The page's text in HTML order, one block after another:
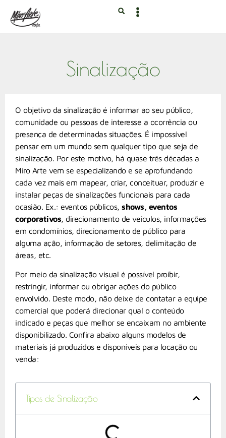
Sinalização
O objetivo da sinalização é informar ao seu público,
comunidade ou pessoas de interesse a ocorrência ou
presença de determinadas situações. É impossível
pensar em um mundo sem qualquer tipo que seja de
sinalização. Por este motivo, há quase três décadas a
Miro Arte vem se especializando e se aprofundando
cada vez mais em mapear, criar, conceituar, produzir e
instalar peças de sinalizações funcionais para cada
ocasião. Ex.: eventos públicos, shows, eventos
corporativos, direcionamento de veículos, informações
em condomínios, direcionamento de público para
alguma ação, informação de setores, delimitação de
áreas, etc.
Por meio da sinalização visual é possível proibir,
restringir, informar ou obrigar ações do público
envolvido. Deste modo, não deixe de contatar a equipe
comercial que poderá direcionar qual o conteúdo
indicado e peças que melhor se encaixam no ambiente
disponibilizado. Confira abaixo alguns modelos de
materiais já produzidos e disponíveis para locação ou
venda:
Tipos de Sinalização